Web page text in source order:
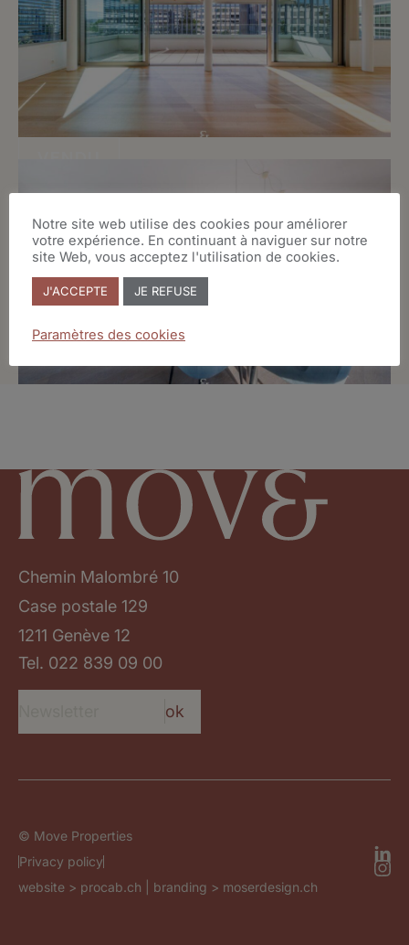
Chemin Malombré 10
Case postale 129
1211 Genève 12
Tel. 022 839 09 00
ok
© Move Properties
Privacy policy
website > procab.ch | branding > moserdesign.ch
Notre site web utilise des cookies pour améliorer
votre expérience. En continuant à naviguer sur notre
site Web, vous acceptez l'utilisation de cookies.
J'ACCEPTE JE REFUSE
Paramètres des cookies